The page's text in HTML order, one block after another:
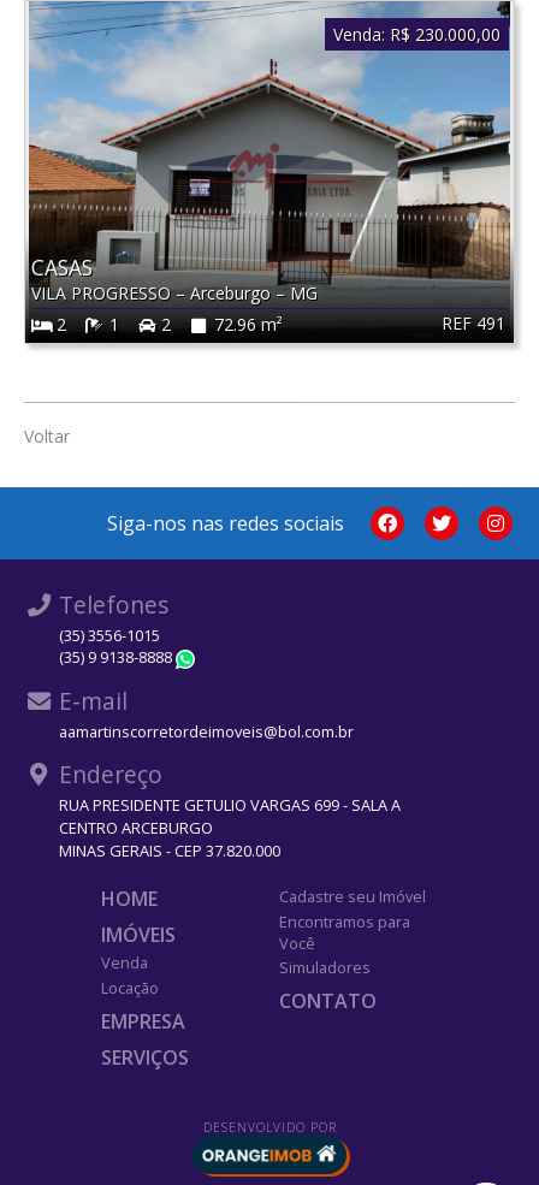
REF 491
CASAS
VILA PROGRESSO–Arceburgo– MG
2
1 2 72.96 m²
Venda: R$ 230.000,00
Voltar
Siga-nos nas redes sociais
Telefones
(35) 3556-1015
(35) 9 9138-8888
E-mail
aamartinscorretordeimoveis@bol.com.br
Endereço
RUA PRESIDENTE GETULIO VARGAS 699 - SALA A
CENTRO ARCEBURGO
MINAS GERAIS - CEP 37.820.000
HOME
IMÓVEIS
Venda
Locação
EMPRESA
SERVIÇOS
Cadastre seu Imóvel
Encontramos para
Você
Simuladores
CONTATO
DESENVOLVIDO POR